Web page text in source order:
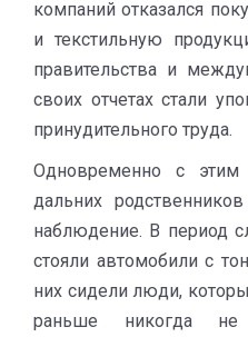
компаний отказался
и текстильную
правительства и
своих отчетах стали
принудительного труда.
Одновременно с
дальних
наблюдение. В период
стояли автомобили с
них сидели люди,
раньше никогда не